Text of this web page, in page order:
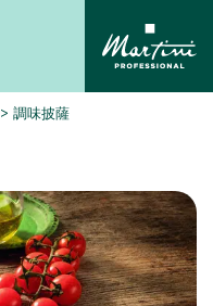
>調味披薩